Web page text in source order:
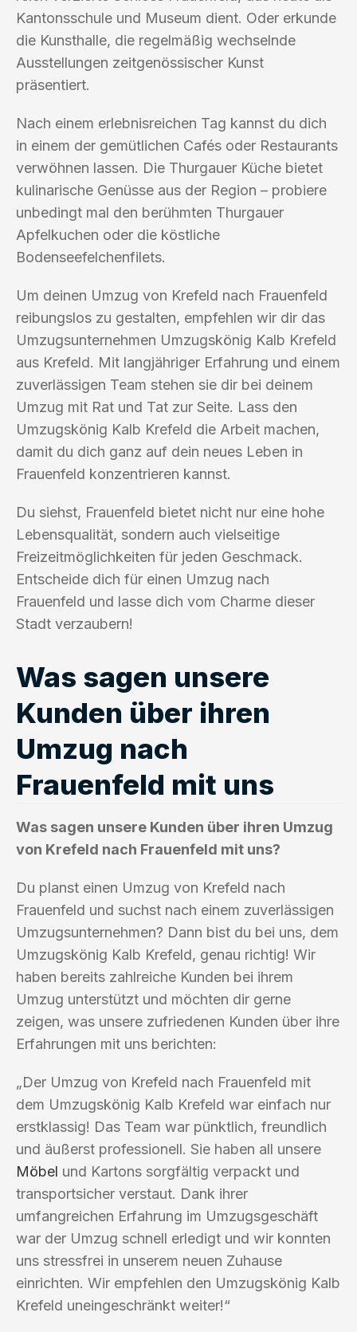
Kantonsschule und Museum dient. Oder erkunde
die Kunsthalle, die regelmäßig wechselnde
Ausstellungen zeitgenössischer Kunst
präsentiert.
Nach einem erlebnisreichen Tag kannst du dich
in einem der gemütlichen Cafés oder Restaurants
verwöhnen lassen. Die Thurgauer Küche bietet
kulinarische Genüsse aus der Region – probiere
unbedingt mal den berühmten Thurgauer
Apfelkuchen oder die köstliche
Bodenseefelchenfilets.
Um deinen Umzug von Krefeld nach Frauenfeld
reibungslos zu gestalten, empfehlen wir dir das
Umzugsunternehmen Umzugskönig Kalb Krefeld
aus Krefeld. Mit langjähriger Erfahrung und einem
zuverlässigen Team stehen sie dir bei deinem
Umzug mit Rat und Tat zur Seite. Lass den
Umzugskönig Kalb Krefeld die Arbeit machen,
damit du dich ganz auf dein neues Leben in
Frauenfeld konzentrieren kannst.
Du siehst, Frauenfeld bietet nicht nur eine hohe
Lebensqualität, sondern auch vielseitige
Freizeitmöglichkeiten für jeden Geschmack.
Entscheide dich für einen Umzug nach
Frauenfeld und lasse dich vom Charme dieser
Stadt verzaubern!
Was sagen unsere
Kunden über ihren
Umzug nach
Frauenfeld mit uns
Was sagen unsere Kunden über ihren Umzug
von Krefeld nach Frauenfeld mit uns?
Du planst einen Umzug von Krefeld nach
Frauenfeld und suchst nach einem zuverlässigen
Umzugsunternehmen? Dann bist du bei uns, dem
Umzugskönig Kalb Krefeld, genau richtig! Wir
haben bereits zahlreiche Kunden bei ihrem
Umzug unterstützt und möchten dir gerne
zeigen, was unsere zufriedenen Kunden über ihre
Erfahrungen mit uns berichten:
„Der Umzug von Krefeld nach Frauenfeld mit
dem Umzugskönig Kalb Krefeld war einfach nur
erstklassig! Das Team war pünktlich, freundlich
und äußerst professionell. Sie haben all unsere
Möbel und Kartons sorgfältig verpackt und
transportsicher verstaut. Dank ihrer
umfangreichen Erfahrung im Umzugsgeschäft
war der Umzug schnell erledigt und wir konnten
uns stressfrei in unserem neuen Zuhause
einrichten. Wir empfehlen den Umzugskönig Kalb
Krefeld uneingeschränkt weiter!“